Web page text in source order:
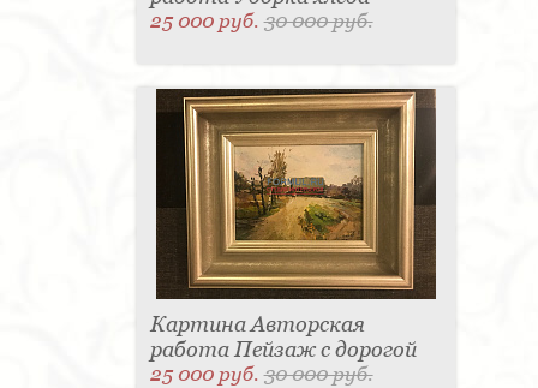
25 000 руб.30 000 руб.
Картина Авторская
работа Пейзаж с дорогой
25 000 руб.30 000 руб.